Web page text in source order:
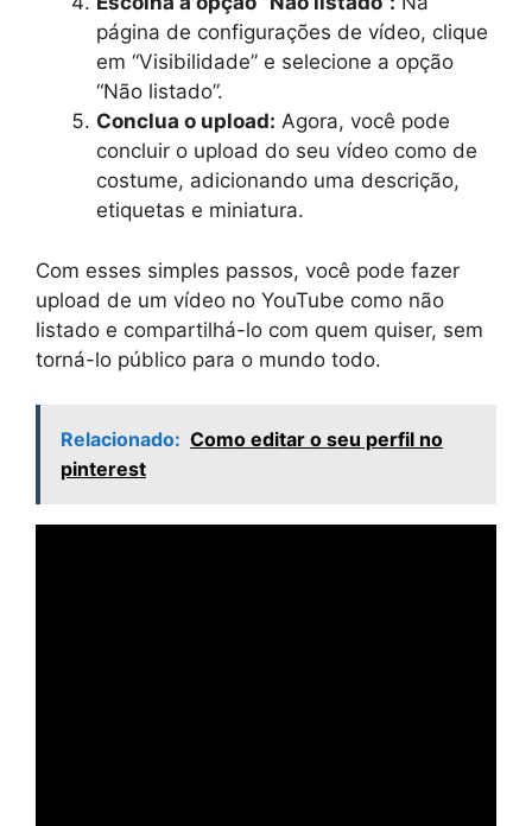
página de configurações de vídeo, clique
em “Visibilidade” e selecione a opção
“Não listado”.
Conclua o upload: Agora, você pode
concluir o upload do seu vídeo como de
costume, adicionando uma descrição,
etiquetas e miniatura.
Com esses simples passos, você pode fazer
upload de um vídeo no YouTube como não
listado e compartilhá-lo com quem quiser, sem
torná-lo público para o mundo todo.
Relacionado: Como editar o seu perfil no
pinterest